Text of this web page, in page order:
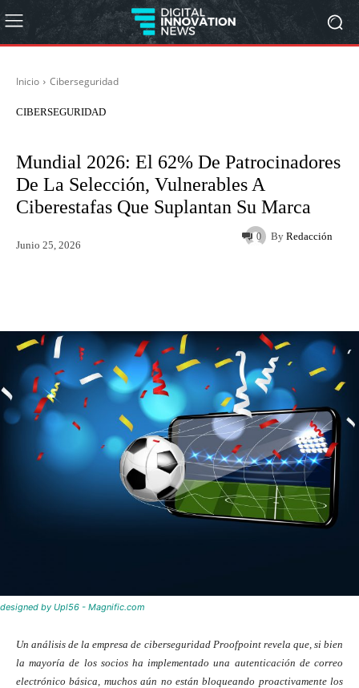
Inicio Ciberseguridad
CIBERSEGURIDAD
Mundial 2026: El 62% De Patrocinadores
De La Selección, Vulnerables A
Ciberestafas Que Suplantan Su Marca
By Redacción
Junio 25, 2026
0
designed by Upl56 - Magnific.com
Un análisis de la empresa de ciberseguridad Proofpoint revela que, si bien
la mayoría de los socios ha implementado una autenticación de correo
electrónico básica, muchos aún no están bloqueando proactivamente los